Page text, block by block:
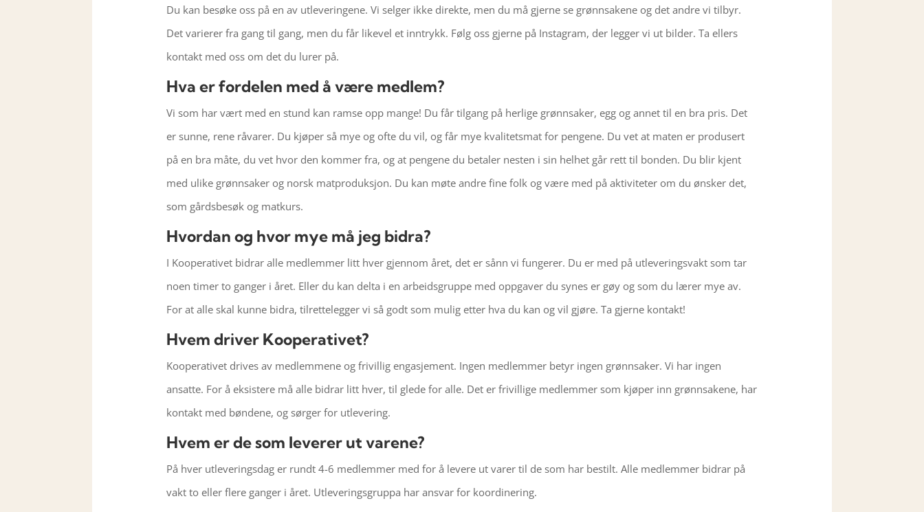
Du kan besøke oss på en av utleveringene. Vi selger ikke direkte, men du må gjerne se grønnsakene og det andre vi tilbyr.
Det varierer fra gang til gang, men du får likevel et inntrykk. Følg oss gjerne på Instagram, der legger vi ut bilder. Ta ellers
kontakt med oss om det du lurer på.
Hva er fordelen med å være medlem?
Vi som har vært med en stund kan ramse opp mange! Du får tilgang på herlige grønnsaker, egg og annet til en bra pris. Det
er sunne, rene råvarer. Du kjøper så mye og ofte du vil, og får mye kvalitetsmat for pengene. Du vet at maten er produsert
på en bra måte, du vet hvor den kommer fra, og at pengene du betaler nesten i sin helhet går rett til bonden. Du blir kjent
med ulike grønnsaker og norsk matproduksjon. Du kan møte andre fine folk og være med på aktiviteter om du ønsker det,
som gårdsbesøk og matkurs.
Hvordan og hvor mye må jeg bidra?
I Kooperativet bidrar alle medlemmer litt hver gjennom året, det er sånn vi fungerer. Du er med på utleveringsvakt som tar
noen timer to ganger i året. Eller du kan delta i en arbeidsgruppe med oppgaver du synes er gøy og som du lærer mye av.
For at alle skal kunne bidra, tilrettelegger vi så godt som mulig etter hva du kan og vil gjøre. Ta gjerne kontakt!
Hvem driver Kooperativet?
Kooperativet drives av medlemmene og frivillig engasjement. Ingen medlemmer betyr ingen grønnsaker. Vi har ingen
ansatte. For å eksistere må alle bidrar litt hver, til glede for alle. Det er frivillige medlemmer som kjøper inn grønnsakene, har
kontakt med bøndene, og sørger for utlevering.
Hvem er de som leverer ut varene?
På hver utleveringsdag er rundt 4-6 medlemmer med for å levere ut varer til de som har bestilt. Alle medlemmer bidrar på
vakt to eller flere ganger i året. Utleveringsgruppa har ansvar for koordinering.